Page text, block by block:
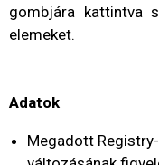
gombjára kattintva
elemeket.
Adatok
Megadott